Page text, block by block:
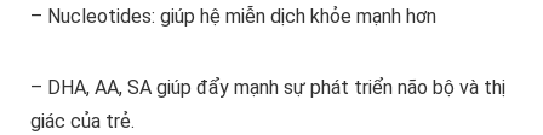
– Nucleotides: giúp hệ miễn dịch khỏe mạnh hơn
– DHA, AA, SA giúp đẩy mạnh sự phát triển não bộ và thị
giác của trẻ.